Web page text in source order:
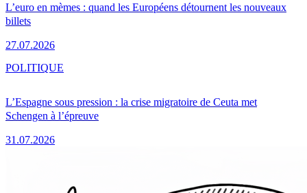
L’euro en mèmes : quand les Européens détournent les nouveaux
billets
27.07.2026
L’Espagne sous pression : la crise migratoire de Ceuta met
Schengen à l’épreuve
31.07.2026
POLITIQUE